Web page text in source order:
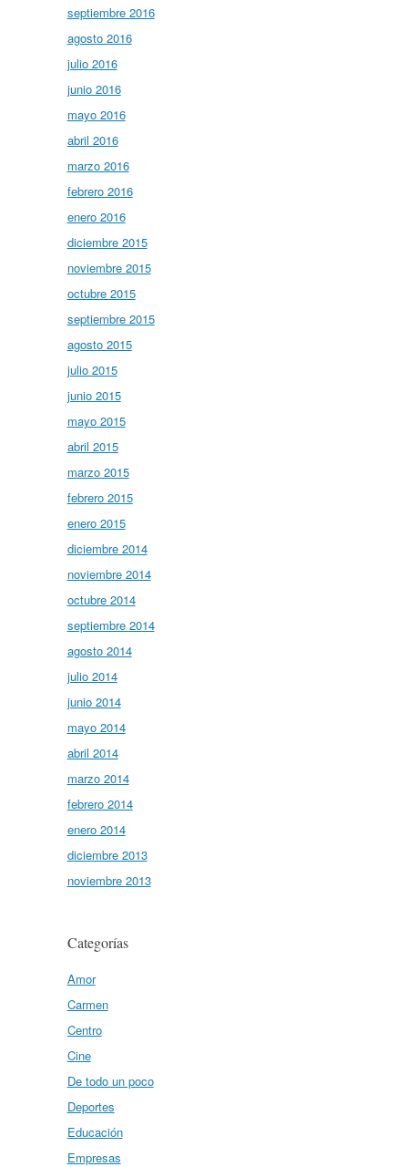
septiembre 2016
agosto 2016
julio 2016
junio 2016
mayo 2016
abril 2016
marzo 2016
febrero 2016
enero 2016
diciembre 2015
noviembre 2015
octubre 2015
septiembre 2015
agosto 2015
julio 2015
junio 2015
mayo 2015
abril 2015
marzo 2015
febrero 2015
enero 2015
diciembre 2014
noviembre 2014
octubre 2014
septiembre 2014
agosto 2014
julio 2014
junio 2014
mayo 2014
abril 2014
marzo 2014
febrero 2014
enero 2014
diciembre 2013
noviembre 2013
Categorías
Amor
Carmen
Centro
Cine
De todo un poco
Deportes
Educación
Empresas